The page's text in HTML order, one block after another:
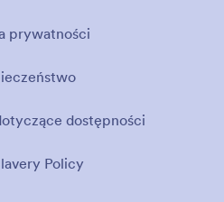
prywatności
dostępności
Policy